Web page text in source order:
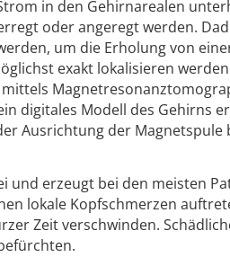
in den Gehirnarealen
oder angeregt werden.
um die Erholung von
exakt lokalisieren
digitales Modell des Gehirns
Ausrichtung der Magnetspule
und erzeugt bei den meisten
lokale Kopfschmerzen
Zeit verschwinden.